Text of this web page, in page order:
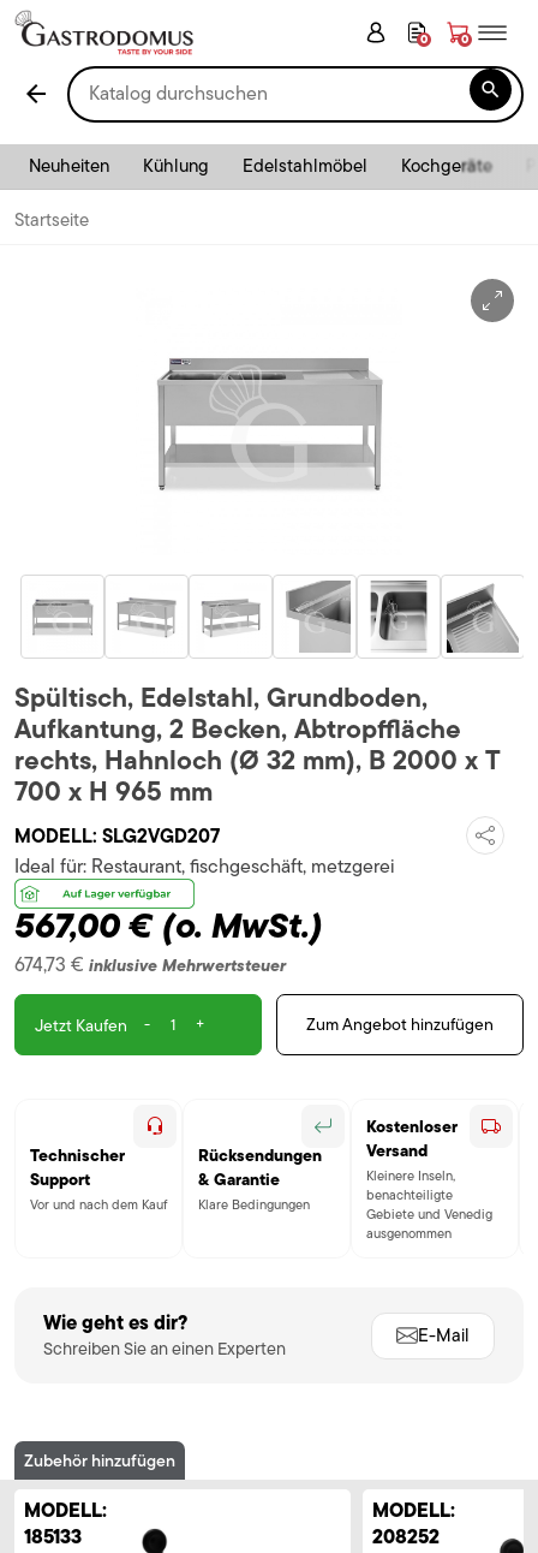
0 0
arrow_back 
Neuheiten Kühlung Edelstahlmöbel Kochgeräte
Startseite
Spültisch, Edelstahl, Grundboden,
Aufkantung, 2 Becken, Abtropffläche
rechts, Hahnloch (Ø 32 mm), B 2000 x T
700 x H 965 mm
MODELL: SLG2VGD207
567,00 €(o. MwSt.)
674,73 € inklusive Mehrwertsteuer
Ideal für: Restaurant, fischgeschäft, metzgerei
Jetzt Kaufen - + Zum Angebot hinzufügen
Technischer
Support
Vor und nach dem Kauf
Rücksendungen
& Garantie
Klare Bedingungen
Kostenloser
Versand
Kleinere Inseln,
benachteiligte
Gebiete und Venedig
ausgenommen
Wie geht es dir?
Schreiben Sie an einen Experten
E-Mail
Zubehör hinzufügen
MODELL:
185133
MODELL:
208252